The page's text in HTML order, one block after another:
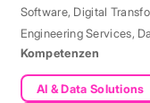
Software, Digital
Engineering Services,
Kompetenzen
AI & Data Solutions